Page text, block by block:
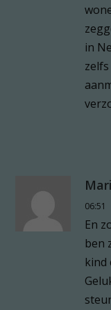
in
06:51
En
ben
kind